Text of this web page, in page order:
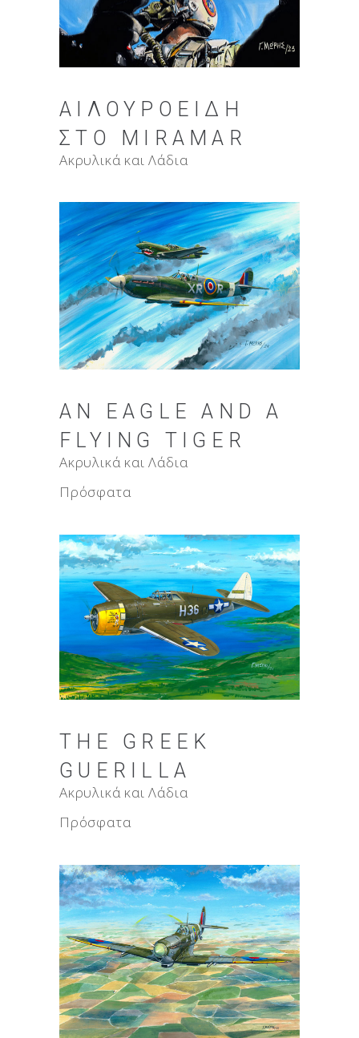
ΑΙΛΟΥΡΟΕΙΔΉ
ΣΤΟ MIRAMAR
Ακρυλικά και Λάδια
AN EAGLE AND A
FLYING TIGER
Ακρυλικά και Λάδια
Πρόσφατα
THE GREEK
GUERILLA
Ακρυλικά και Λάδια
Πρόσφατα